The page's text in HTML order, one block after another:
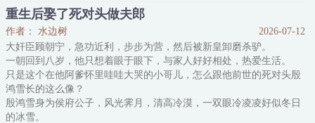
很。
从小家境优渥没受过物质上苦的沈凇，在穿来的当天，晚饭是水煮野
菜，六个人睡一张木板，直接被穷哭了。
实在是太穷了！
为了吃饱饭，睡好觉，沈凇决定和前世的爷爷学习，靠着
重生后娶了死对头做夫郎
作者： 水边树
2026-07-12
大奸臣顾朝宁，急功近利，步步为营，然后被新皇卸磨杀驴。
一朝回到八岁，他只想着眼于眼下，与家人好好相处，热爱生活。
只是这个在他阿爹怀里哇哇大哭的小哥儿，怎么跟他前世的死对头殷
鸿雪长的这么像？
殷鸿雪身为侯府公子，风光霁月，清高冷漠，一双眼冷凌凌好似冬日
的冰雪。